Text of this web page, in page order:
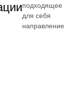
подходящее
для себя
направление